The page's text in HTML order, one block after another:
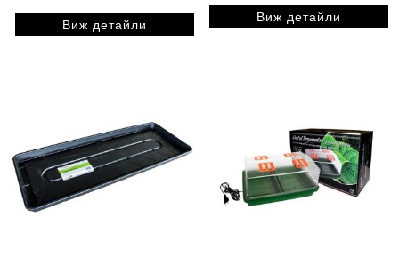
Виж детайли
Виж детайли